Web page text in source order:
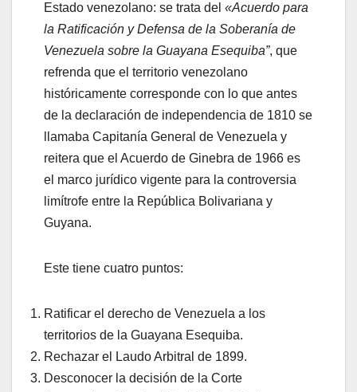
Estado venezolano: se trata del «Acuerdo para
la Ratificación y Defensa de la Soberanía de
Venezuela sobre la Guayana Esequiba”, que
refrenda que el territorio venezolano
históricamente corresponde con lo que antes
de la declaración de independencia de 1810 se
llamaba Capitanía General de Venezuela y
reitera que el Acuerdo de Ginebra de 1966 es
el marco jurídico vigente para la controversia
limítrofe entre la República Bolivariana y
Guyana.
Este tiene cuatro puntos:
Ratificar el derecho de Venezuela a los
territorios de la Guayana Esequiba.
Rechazar el Laudo Arbitral de 1899.
Desconocer la decisión de la Corte